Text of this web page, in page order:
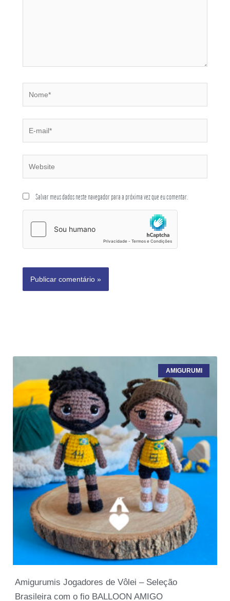
Salvar meus dados neste navegador para a próxima vez que eu comentar.
AMIGURUMI
Amigurumis Jogadores de Vôlei – Seleção
Brasileira com o fio BALLOON AMIGO